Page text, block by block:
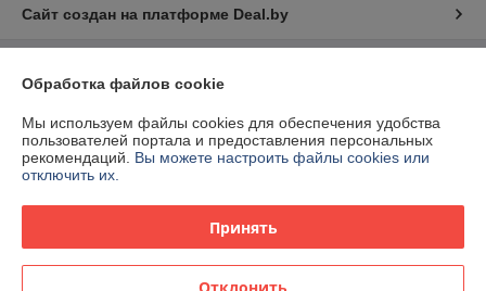
Сайт создан на платформе Deal.by
Информация для покупателя
Юридическое лицо:ООО «Ракурсбай»
220100, г. Минск, ул. Кульман, д. 9, пом. 163-11
Регистрационный номер ЕГР: 193291598
УНП: 193291598
Регистрационный орган: Мингорисполком
Дата регистрации компании: 05.08.2019
Обработка файлов cookie
Мы используем файлы cookies для обеспечения удобства
пользователей портала и предоставления персональных
рекомендаций. Вы можете настроить файлы cookies или
отключить их.
Принять
Отклонить